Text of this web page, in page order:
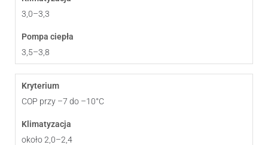
3,0–3,3
3,5–3,8
COP przy –7 do –10°C
około 2,0–2,4